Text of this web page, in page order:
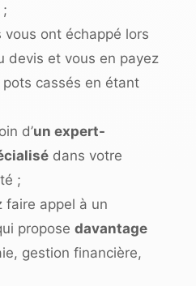
;
vous ont échappé lors
devis et vous en payez
cassés en étant
d’un expert-
dans votre
;
faire appel à un
propose davantage
gestion financière,